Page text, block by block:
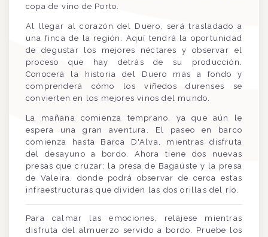
copa de vino de Porto.
Al llegar al corazón del Duero, será trasladado a
una finca de la región. Aquí tendrá la oportunidad
de degustar los mejores néctares y observar el
proceso que hay detrás de su producción.
Conocerá la historia del Duero más a fondo y
comprenderá cómo los viñedos durenses se
convierten en los mejores vinos del mundo.
La mañana comienza temprano, ya que aún le
espera una gran aventura. El paseo en barco
comienza hasta Barca D'Alva, mientras disfruta
del desayuno a bordo. Ahora tiene dos nuevas
presas que cruzar: la presa de Bagaúste y la presa
de Valeira, donde podrá observar de cerca estas
infraestructuras que dividen las dos orillas del río.
Para calmar las emociones, relájese mientras
disfruta del almuerzo servido a bordo. Pruebe los